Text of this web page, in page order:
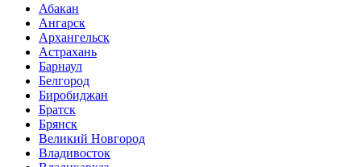
Абакан
Ангарск
Архангельск
Астрахань
Барнаул
Белгород
Биробиджан
Братск
Брянск
Великий Новгород
Владивосток